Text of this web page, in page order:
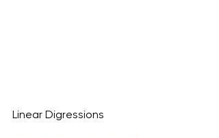
Linear Digressions